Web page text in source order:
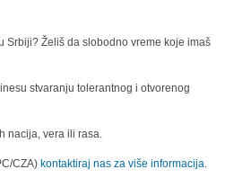
Srbiji? Želiš da slobodno vreme koje imaš
stvaranju tolerantnog i otvorenog
nacija, vera ili rasa.
CZA) kontaktiraj nas za više informacija.